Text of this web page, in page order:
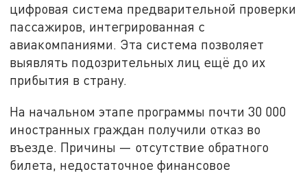
цифровая система предварительной проверки
пассажиров, интегрированная с
авиакомпаниями. Эта система позволяет
выявлять подозрительных лиц ещё до их
прибытия в страну.
На начальном этапе программы почти 30 000
иностранных граждан получили отказ во
въезде. Причины — отсутствие обратного
билета, недостаточное финансовое